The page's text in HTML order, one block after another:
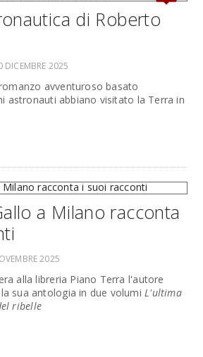
di Roberto
DICEMBRE 2025
avventuroso basato
astronauti abbiano visitato la Terra in
a Milano racconta
2025
alla libreria Piano Terra l'autore
sua antologia in due volumiL'ultima
ribelle